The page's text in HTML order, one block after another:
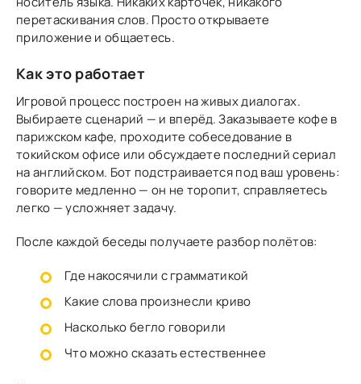
перетаскивания слов. Просто открываете
приложение и общаетесь.
Как это работает
Игровой процесс построен на живых диалогах.
Выбираете сценарий — и вперёд. Заказываете кофе в
парижском кафе, проходите собеседование в
токийском офисе или обсуждаете последний сериал
на английском. Бот подстраивается под ваш уровень:
говорите медленно — он не торопит, справляетесь
легко — усложняет задачу.
После каждой беседы получаете разбор полётов:
Где накосячили с грамматикой
Какие слова произнесли криво
Насколько бегло говорили
Что можно сказать естественнее